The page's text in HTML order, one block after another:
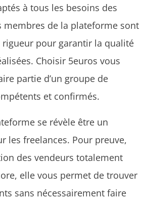
à tous les besoins des
membres de la plateforme sont
rigueur pour garantir la qualité
Choisir 5euros vous
partie d’un groupe de
et confirmés.
se révèle être un
les freelances. Pour preuve,
des vendeurs totalement
elle vous permet de trouver
sans nécessairement faire